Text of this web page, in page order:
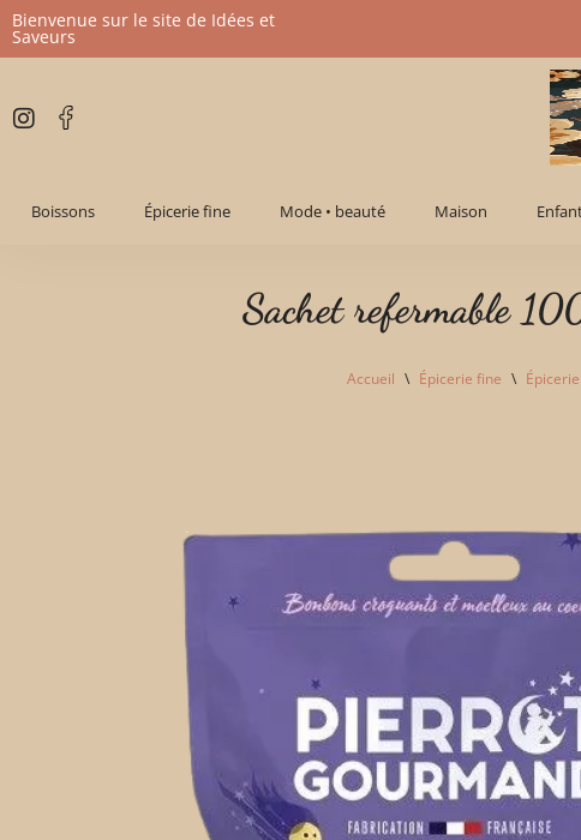
Aller
contenu
Bienvenue sur le site de Idées et
Saveurs
Boissons Épicerie fine Mode • beauté Maison
Sachet refermable
Accueil \ Épicerie fine \